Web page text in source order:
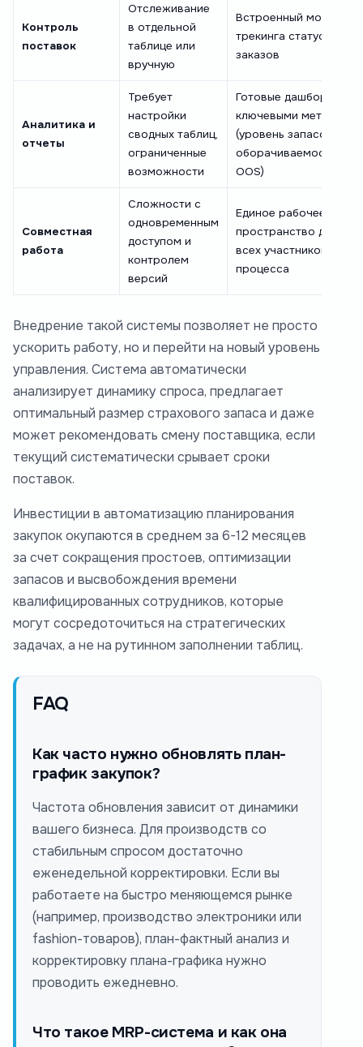
Контроль
поставок
Отслеживание
в отдельной
таблице или
вручную
Встроенный модуль
трекинга статусов
заказов
Аналитика и
отчеты
Требует
настройки
сводных таблиц,
ограниченные
возможности
Готовые дашборды с
ключевыми метриками
(уровень запасов,
оборачиваемость,
OOS)
Совместная
работа
Сложности с
одновременным
доступом и
контролем
версий
Единое рабочее
пространство для
всех участников
процесса
Внедрение такой системы позволяет не просто
ускорить работу, но и перейти на новый уровень
управления. Система автоматически
анализирует динамику спроса, предлагает
оптимальный размер страхового запаса и даже
может рекомендовать смену поставщика, если
текущий систематически срывает сроки
поставок.
Инвестиции в автоматизацию планирования
закупок окупаются в среднем за 6-12 месяцев
за счет сокращения простоев, оптимизации
запасов и высвобождения времени
квалифицированных сотрудников, которые
могут сосредоточиться на стратегических
задачах, а не на рутинном заполнении таблиц.
FAQ
Как часто нужно обновлять план-
график закупок?
Частота обновления зависит от динамики
вашего бизнеса. Для производств со
стабильным спросом достаточно
еженедельной корректировки. Если вы
работаете на быстро меняющемся рынке
(например, производство электроники или
fashion-товаров), план-фактный анализ и
корректировку плана-графика нужно
проводить ежедневно.
Что такое MRP-система и как она